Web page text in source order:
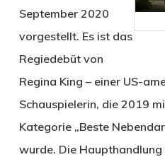
September 2020
vorgestellt. Es ist das
Regiedebüt von
Regina King – einer US-
Schauspielerin, die 2019
Kategorie „Beste
wurde. Die